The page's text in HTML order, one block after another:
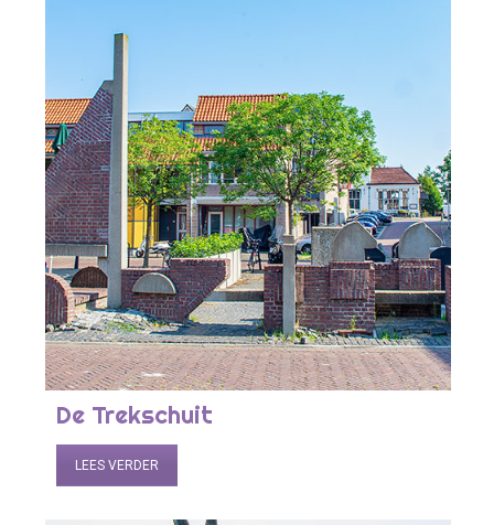
De Trekschuit
LEES VERDER